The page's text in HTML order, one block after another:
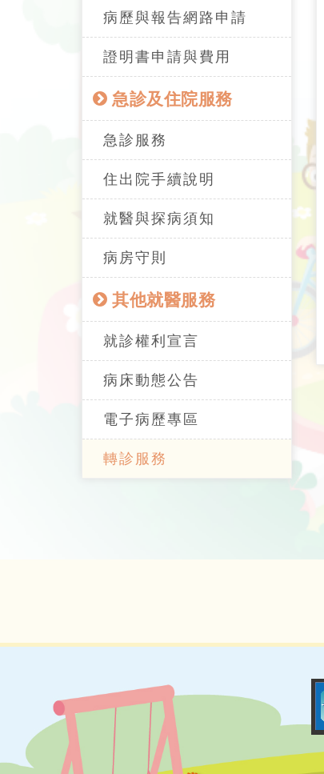
病歷與報告網路申請
證明書申請與費用
急診及住院服務
急診服務
住出院手續說明
就醫與探病須知
病房守則
其他就醫服務
就診權利宣言
病床動態公告
電子病歷專區
轉診服務